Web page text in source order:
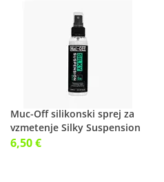
Muc-Off silikonski sprej za
vzmetenje Silky Suspension
Serum
6,50 €